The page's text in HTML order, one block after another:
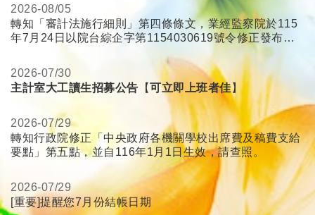
2026-08/05
轉知「審計法施行細則」第四條條文，業經監察院於115
年7月24日以院台綜企字第1154030619號令修正發布施
2026-07/30
主計室大工讀生招募公告 【可立即上班者佳】
2026-07/29
轉知行政院修正「中央政府各機關學校出席費及稿費支給
要點」第五點，並自116年1月1日生效，請查照。
2026-07/29
[重要]提醒您7月份結帳日期